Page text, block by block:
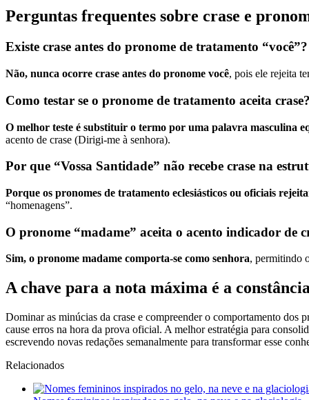
Perguntas frequentes sobre crase e
Existe crase antes do pronome de tratamento “você”?
Não, nunca ocorre crase antes do pronome você, pois ele rejeita
Como testar se o pronome de tratamento aceita
O melhor teste é substituir o termo por uma palavra masculina
acento de crase (Dirigi-me à senhora).
Por que “Vossa Santidade” não recebe crase na
Porque os pronomes de tratamento eclesiásticos ou oficiais
“homenagens”.
O pronome “madame” aceita o acento indicador de
Sim, o pronome madame comporta-se como senhora, permitindo
A chave para a nota máxima é a
Dominar as minúcias da crase e compreender o comportamento dos
cause erros na hora da prova oficial. A melhor estratégia para
escrevendo novas redações semanalmente para transformar esse
Relacionados